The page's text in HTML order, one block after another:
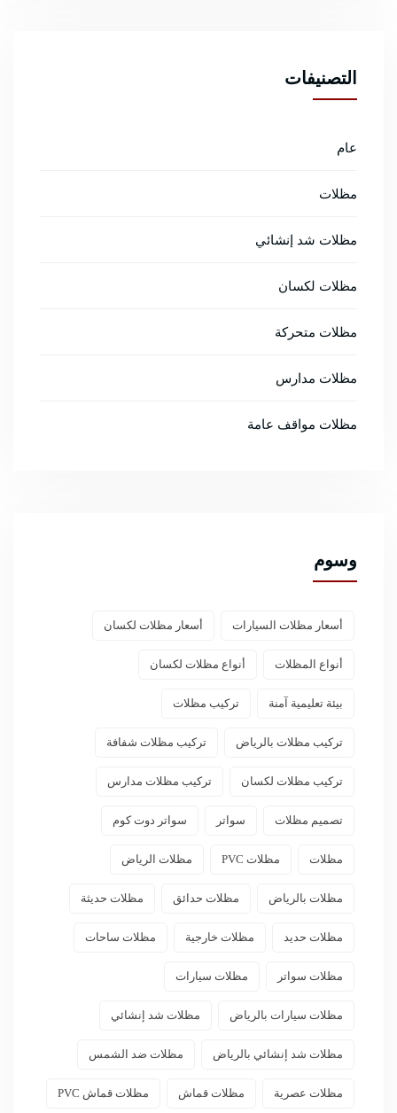
التصنيفات
عام
مظلات
مظلات شد إنشائي
مظلات لكسان
مظلات متحركة
مظلات مدارس
مظلات مواقف عامة
وسوم
أسعار مظلات السيارات أسعار مظلات لكسان
أنواع المظلات أنواع مظلات لكسان
بيئة تعليمية آمنة تركيب مظلات
تركيب مظلات بالرياض تركيب مظلات شفافة
تركيب مظلات لكسان تركيب مظلات مدارس
تصميم مظلات سواتر سواتر دوت كوم
مظلات مظلات PVC مظلات الرياض
مظلات بالرياض مظلات حدائق مظلات حديثة
مظلات حديد مظلات خارجية مظلات ساحات
مظلات سواتر مظلات سيارات
مظلات سيارات بالرياض مظلات شد إنشائي
مظلات شد إنشائي بالرياض مظلات ضد الشمس
مظلات عصرية مظلات قماش مظلات قماش PVC